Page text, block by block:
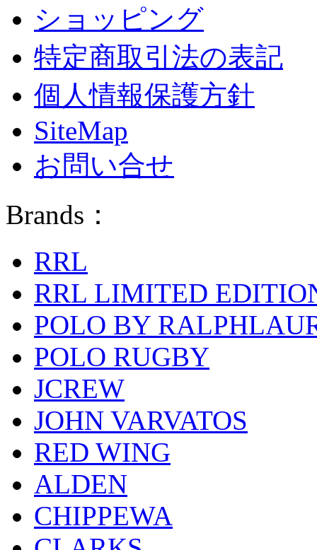
ショッピング
特定商取引法の表記
個人情報保護方針
SiteMap
お問い合せ
Brands：
RRL
RRL LIMITED
POLO BY
POLO RUGBY
JCREW
JOHN VARVATOS
RED WING
ALDEN
CHIPPEWA